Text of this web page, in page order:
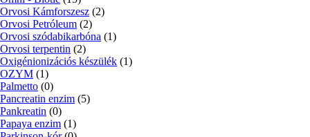
Orvosi Kámforszesz (2)
Orvosi Petróleum (2)
Orvosi szódabikarbóna (1)
Orvosi terpentin (2)
Oxigénionizációs készülék (1)
OZYM (1)
Palmetto (0)
Pancreatin enzim (5)
Pankreatin (0)
Papaya enzim (1)